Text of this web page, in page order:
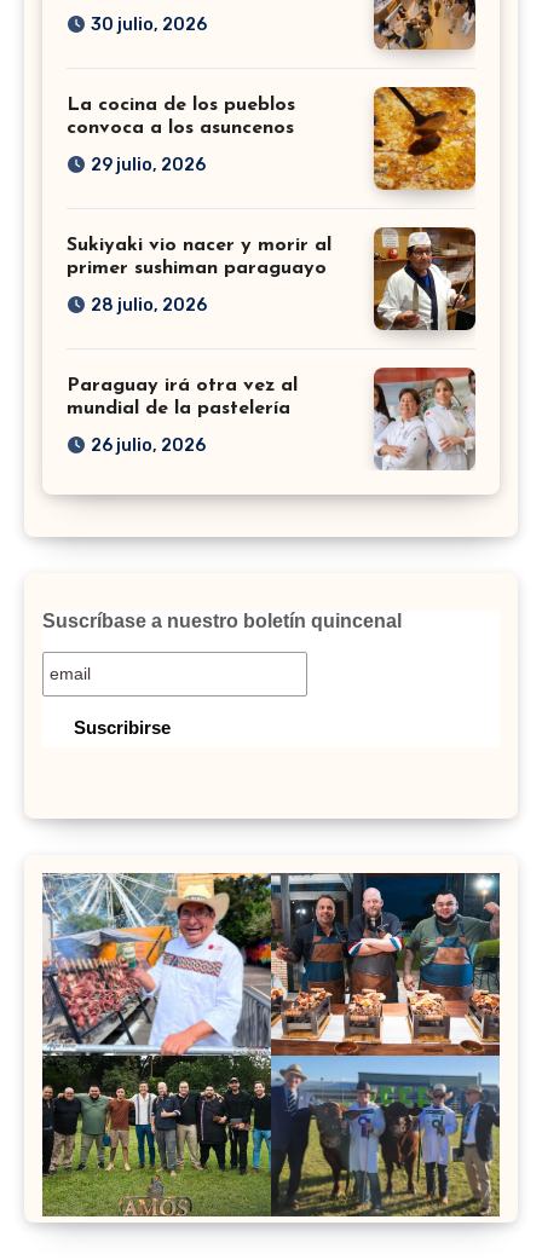
30 julio, 2026
La cocina de los pueblos
convoca a los asuncenos
29 julio, 2026
Sukiyaki vio nacer y morir al
primer sushiman paraguayo
28 julio, 2026
Paraguay irá otra vez al
mundial de la pastelería
26 julio, 2026
Suscríbase a nuestro boletín quincenal